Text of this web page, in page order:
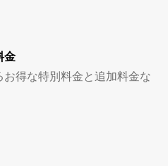
金
得な特別料金と追加料金な